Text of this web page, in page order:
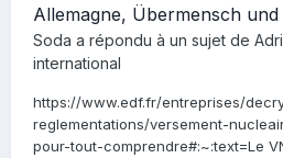
Allemagne, Übermensch
Soda a répondu à un sujet de
international
https://www.edf.fr/entreprises/
reglementations/versement-
pour-tout-comprendre#:~:text=Le